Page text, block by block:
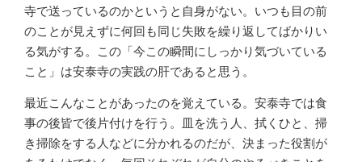
寺で送っているのかというと自身がない。いつも目の前
のことが見えずに何回も同じ失敗を繰り返してばかりい
る気がする。この「今この瞬間にしっかり気づいている
こと」は安泰寺の実践の肝であると思う。
最近こんなことがあったのを覚えている。安泰寺では食
事の後皆で後片付けを行う。皿を洗う人、拭くひと、掃
き掃除をする人などに分かれるのだが、決まった役割が